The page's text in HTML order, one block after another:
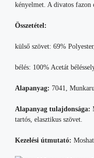
kényelmet. A divatos fazon
Összetétel:
külső szövet: 69%
bélés: 100% Acetát
Alapanyag: 7041,
Alapanyag tulajdonsága:
tartós, elasztikus szövet.
Kezelési útmutató: